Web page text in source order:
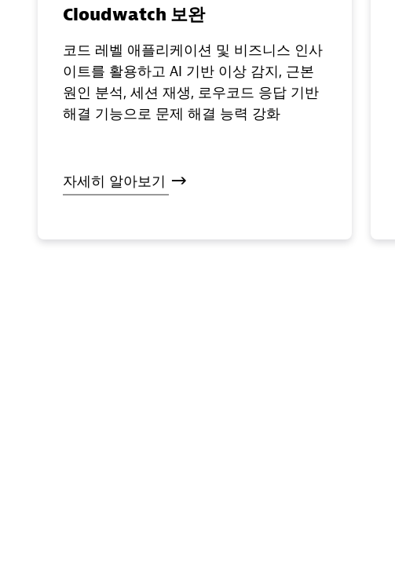
Cloudwatch 보완
코드 레벨 애플리케이션 및 비즈니스 인사
이트를 활용하고 AI 기반 이상 감지, 근본
원인 분석, 세션 재생, 로우코드 응답 기반
해결 기능으로 문제 해결 능력 강화
자세히 알아보기